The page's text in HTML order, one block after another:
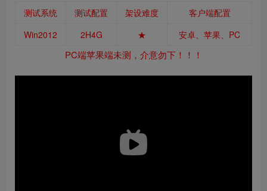
测试系统 测试配置 架设难度
客户端配置
Win2012
2H4G ★ 安卓、苹果、PC
PC端苹果端未测，介意勿下！！！